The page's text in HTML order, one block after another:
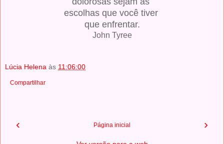
escolhas que você tiver
que enfrentar.
John Tyree
Lúcia Helena às 11:06:00
Compartilhar
‹ ›
Página inicial